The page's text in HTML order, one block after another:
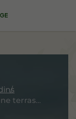
L'aménagement paysager d'une terrasse : idées pour un extérieur moderne